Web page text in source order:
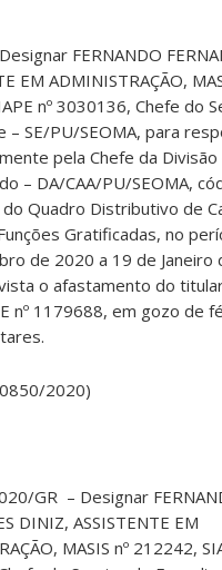
FERNANDO
EM ADMINISTRAÇÃO,
nº 3030136, Chefe do
– SE/PU/SEOMA, para
pela Chefe da Divisão
– DA/CAA/PU/SEOMA,
Quadro Distributivo de
Gratificadas, no
de 2020 a 19 de Janeiro
o afastamento do
nº 1179688, em gozo de
2020)
GR – Designar
DINIZ, ASSISTENTE EM
MASIS nº 212242,